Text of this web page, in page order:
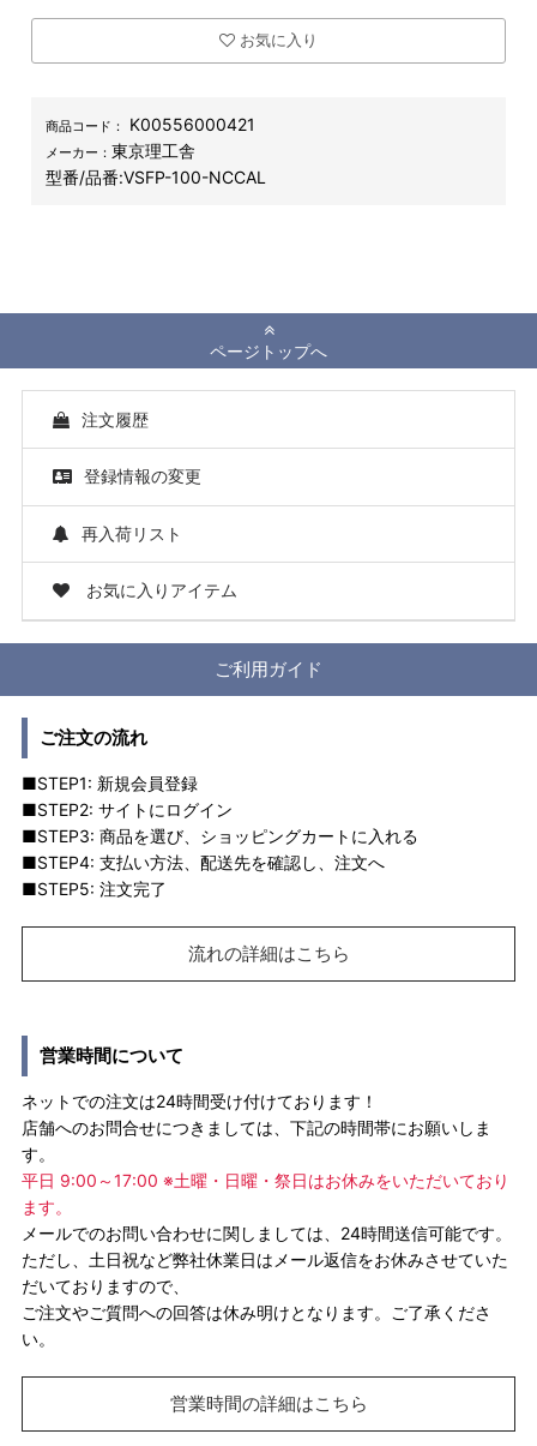
お気に入り
商品コード： K00556000421
メーカー：東京理工舎
型番/品番:VSFP-100-NCCAL
ページトップへ
注文履歴
登録情報の変更
再入荷リスト
お気に入りアイテム
ご利用ガイド
ご注文の流れ
■STEP1: 新規会員登録
■STEP2: サイトにログイン
■STEP3: 商品を選び、ショッピングカートに入れる
■STEP4: 支払い方法、配送先を確認し、注文へ
■STEP5: 注文完了
流れの詳細はこちら
営業時間について
ネットでの注文は24時間受け付けております！
店舗へのお問合せにつきましては、下記の時間帯にお願いしま
す。
平日 9:00～17:00 ※土曜・日曜・祭日はお休みをいただいており
ます。
メールでのお問い合わせに関しましては、24時間送信可能です。
ただし、土日祝など弊社休業日はメール返信をお休みさせていた
だいておりますので、
ご注文やご質問への回答は休み明けとなります。ご了承くださ
い。
営業時間の詳細はこちら